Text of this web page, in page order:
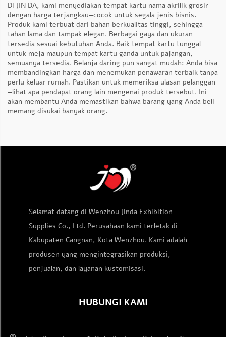
Di JIN DA, kami menyediakan tempat kartu nama akrilik grosir
dengan harga terjangkau—cocok untuk segala jenis bisnis.
Produk kami terbuat dari bahan berkualitas tinggi, sehingga
tahan lama dan tampak elegan. Berbagai gaya dan ukuran
tersedia sesuai kebutuhan Anda. Baik tempat kartu tunggal
untuk meja maupun tempat kartu ganda untuk pajangan,
semuanya tersedia. Belanja daring pun sangat mudah: Anda bisa
membandingkan harga dan menemukan penawaran terbaik tanpa
perlu keluar rumah. Pastikan untuk memeriksa ulasan pelanggan
—lihat apa pendapat orang lain mengenai produk tersebut. Ini
akan membantu Anda memastikan bahwa barang yang Anda beli
memang disukai banyak orang.
Selamat datang di Wenzhou Jinda Exhibition
Supplies Co., Ltd. Perusahaan kami terletak di
Kabupaten Cangnan, Kota Wenzhou. Kami adalah
produsen yang mengintegrasikan produksi,
penjualan, dan layanan kustomisasi.
HUBUNGI KAMI